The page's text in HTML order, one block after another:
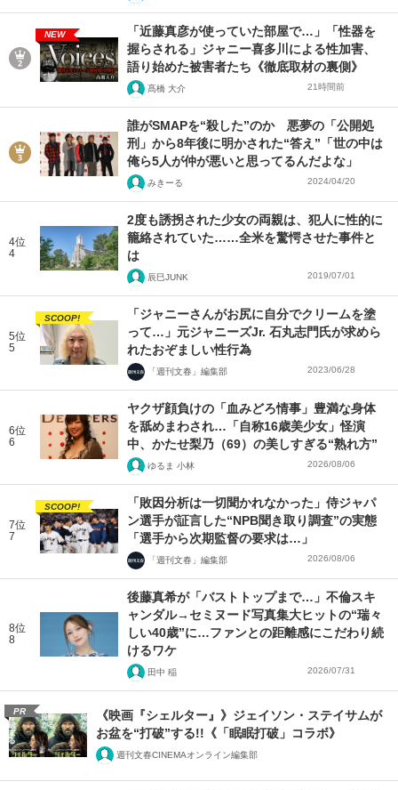
NEW
「近藤真彦が使っていた部屋で…」「性器を
握らされる」ジャニー喜多川による性加害、
語り始めた被害者たち《徹底取材の裏側》
髙橋 大介 21時間前
誰がSMAPを“殺した”のか 悪夢の「公開処
刑」から8年後に明かされた“答え”「世の中は
俺ら5人が仲が悪いと思ってるんだよな」
みきーる 2024/04/20
4位
4
2度も誘拐された少女の両親は、犯人に性的に
籠絡されていた……全米を驚愕させた事件と
は
辰巳JUNK 2019/07/01
5位
5
SCOOP!
「ジャニーさんがお尻に自分でクリームを塗
って…」元ジャニーズJr. 石丸志門氏が求めら
れたおぞましい性行為
「週刊文春」編集部 2023/06/28
6位
6
ヤクザ顔負けの「血みどろ情事」豊満な身体
を舐めまわされ…「自称16歳美少女」怪演
中、かたせ梨乃（69）の美しすぎる“熟れ方”
ゆるま 小林 2026/08/06
7位
7
SCOOP!
「敗因分析は一切聞かれなかった」侍ジャパ
ン選手が証言した“NPB聞き取り調査”の実態
「選手から次期監督の要求は…」
「週刊文春」編集部 2026/08/06
8位
8
後藤真希が「バストトップまで…」不倫スキ
ャンダル→セミヌード写真集大ヒットの“瑞々
しい40歳”に…ファンとの距離感にこだわり続
けるワケ
田中 稲 2026/07/31
PR
《映画『シェルター』》ジェイソン・ステイサムが
お盆を“打破”する!!《「眠眠打破」コラボ》
週刊文春CINEMAオンライン編集部